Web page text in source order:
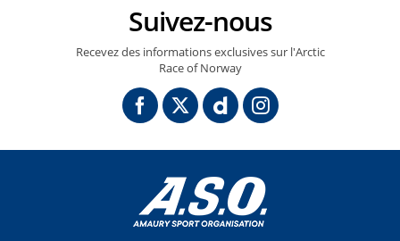
Suivez-nous
Recevez des informations exclusives sur l'Arctic
Race of Norway